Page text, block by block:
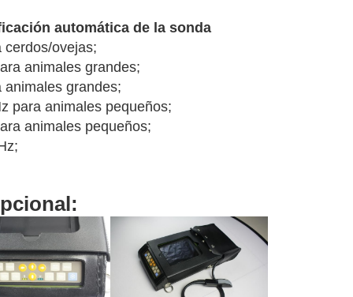
automática de la sonda
cerdos/ovejas;
animales grandes;
grandes;
para animales pequeños;
animales pequeños;